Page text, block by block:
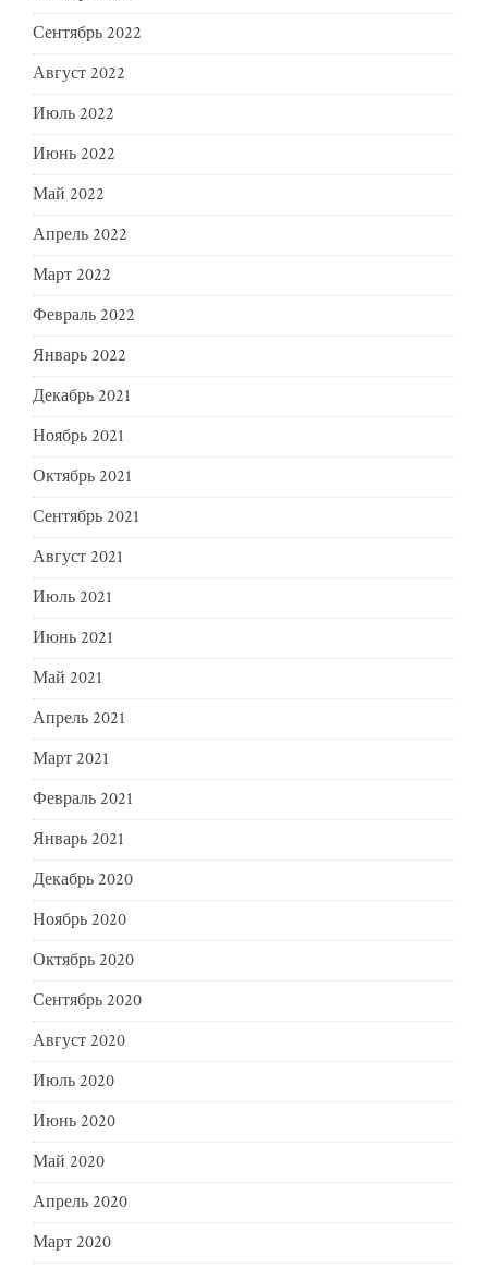
Сентябрь 2022
Август 2022
Июль 2022
Июнь 2022
Май 2022
Апрель 2022
Март 2022
Февраль 2022
Январь 2022
Декабрь 2021
Ноябрь 2021
Октябрь 2021
Сентябрь 2021
Август 2021
Июль 2021
Июнь 2021
Май 2021
Апрель 2021
Март 2021
Февраль 2021
Январь 2021
Декабрь 2020
Ноябрь 2020
Октябрь 2020
Сентябрь 2020
Август 2020
Июль 2020
Июнь 2020
Май 2020
Апрель 2020
Март 2020